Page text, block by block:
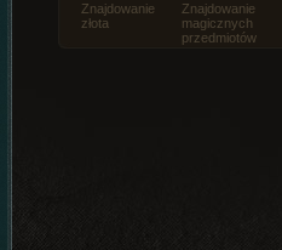
Znajdowanie
złota
Znajdowanie
magicznych
przedmiotów